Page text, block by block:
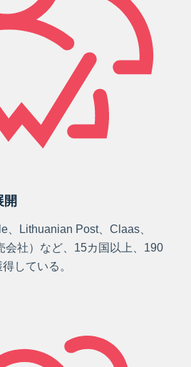
開
、Lithuanian Post、Claas、
会社）など、15カ国以上、190
している。